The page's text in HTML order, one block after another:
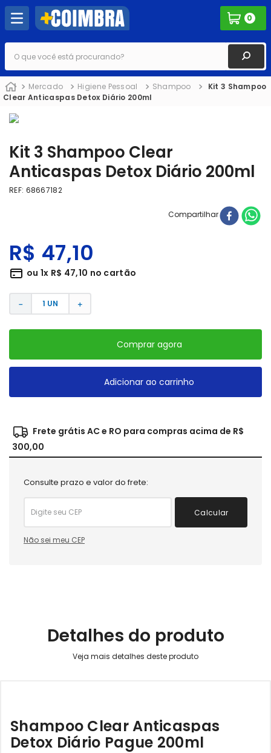
0
O que você está procurando?
Mercado Higiene Pessoal Shampoo
Kit 3 Shampoo
Clear Anticaspas Detox Diário 200ml
Kit 3 Shampoo Clear
Anticaspas Detox Diário 200ml
REF: 68667182
Compartilhar
R$ 47,10
ou 1x R$ 47,10 no cartão
＋
－
Comprar agora
Adicionar ao carrinho
Frete grátis AC e RO para compras acima de R$
300,00
Consulte prazo e valor do frete:
Calcular
Não sei meu CEP
Detalhes do produto
Shampoo Clear Anticaspas
Detox Diário Pague 200ml